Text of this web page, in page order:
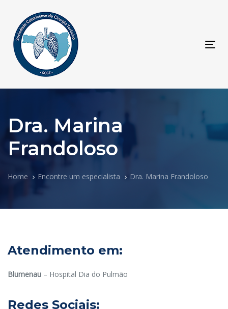
primary
navigation
Dra. Marina
Frandoloso
Home Encontre um especialista Dra. Marina Frandoloso
Atendimento em:
Blumenau – Hospital Dia do Pulmão
Redes Sociais: